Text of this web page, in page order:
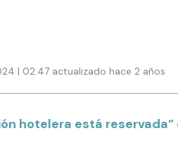
| 02:47 actualizado hace 2 años
hotelera está